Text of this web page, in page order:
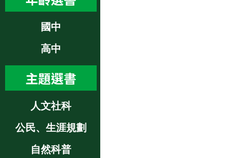
國中
高中
主題選書
人文社科
公民、生涯規劃
自然科普